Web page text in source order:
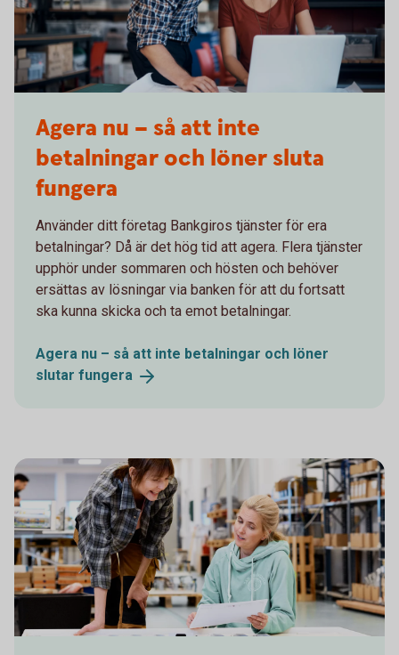
Agera nu – så att inte
betalningar och löner sluta
fungera
Använder ditt företag Bankgiros tjänster för era
betalningar? Då är det hög tid att agera. Flera tjänster
upphör under sommaren och hösten och behöver
ersättas av lösningar via banken för att du fortsatt
ska kunna skicka och ta emot betalningar.
Agera nu – så att inte betalningar och löner
slutar fungera